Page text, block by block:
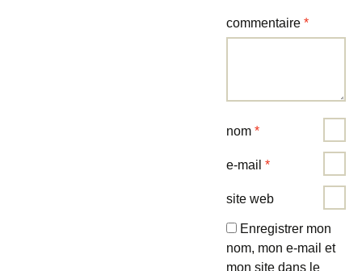
commentaire *
nom *
e-mail *
site web
Enregistrer mon
nom, mon e-mail et
mon site dans le